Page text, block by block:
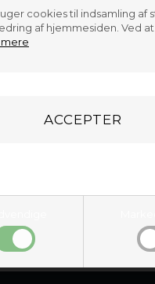
cookies til indsamling af
af hjemmesiden. Ved
for eventuel forringelse
med andre ord prøve
betragter vi den som
til os, tilbage. I
betalinger modtaget fra
som vi tilbyder ),
Vi gennemfører en
varen retur, med
Design/Worksitt.dk varelager